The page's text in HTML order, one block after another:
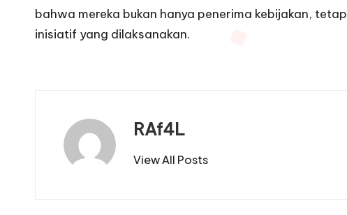
bahwa mereka bukan hanya penerima kebijakan,
inisiatif yang dilaksanakan.
RAf4L
View All Posts